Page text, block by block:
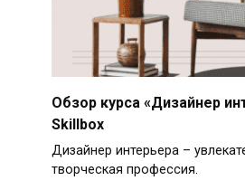
Обзор курса «Дизайнер
Skillbox
Дизайнер интерьера –
творческая профессия.